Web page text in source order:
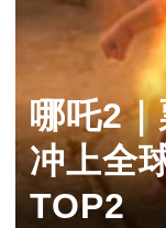
哪吒2
冲上全
TOP2